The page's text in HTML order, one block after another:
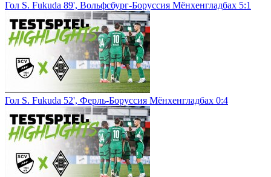
Гол S. Fukuda 89', Вольфсбург-Боруссия Мёнхенгладбах 5:1
Гол S. Fukuda 52', Ферль-Боруссия Мёнхенгладбах 0:4